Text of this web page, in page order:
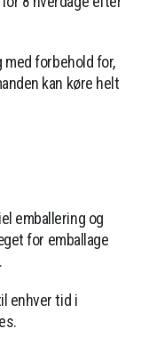
forbehold for,
kan køre helt
emballering og
for emballage
enhver tid i